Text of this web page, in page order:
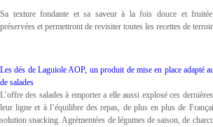
Sa texture fondante et sa saveur à la fois douce et fruitée
préservées et permettront de revisiter toutes les recettes de terroir.
Les dés de Laguiole AOP, un produit de mise en place adapté
de salades
L’offre des salades à emporter a elle aussi explosé ces
leur ligne et à l’équilibre des repas, de plus en plus de
solution snacking. Agrémentées de légumes de saison, de